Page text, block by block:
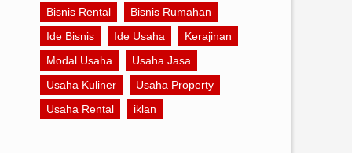
Bisnis Rental
Bisnis Rumahan
Ide Bisnis
Ide Usaha
Kerajinan
Modal Usaha
Usaha Jasa
Usaha Kuliner
Usaha Property
Usaha Rental
iklan